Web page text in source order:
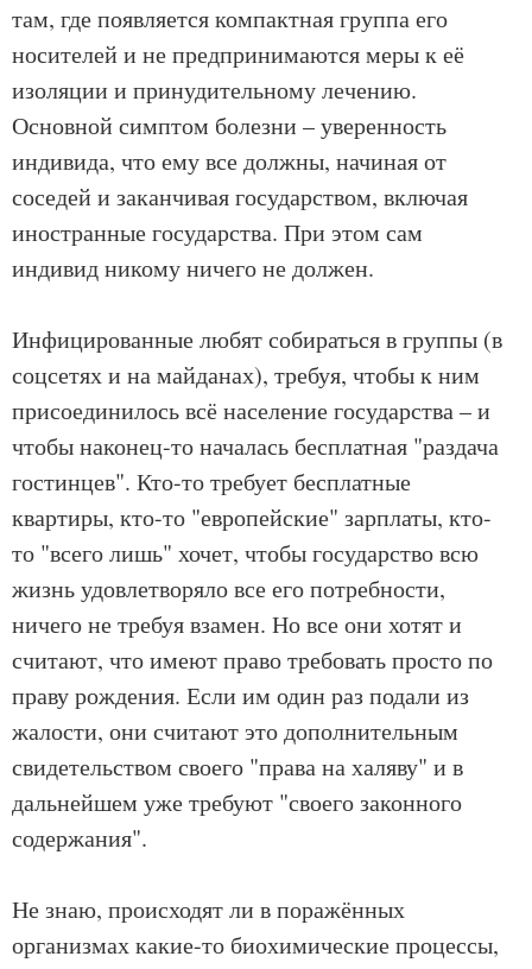
там, где появляется компактная группа его
носителей и не предпринимаются меры к её
изоляции и принудительному лечению.
Основной симптом болезни – уверенность
индивида, что ему все должны, начиная от
соседей и заканчивая государством, включая
иностранные государства. При этом сам
индивид никому ничего не должен.
Инфицированные любят собираться в группы (в
соцсетях и на майданах), требуя, чтобы к ним
присоединилось всё население государства – и
чтобы наконец-то началась бесплатная "раздача
гостинцев". Кто-то требует бесплатные
квартиры, кто-то "европейские" зарплаты, кто-
то "всего лишь" хочет, чтобы государство всю
жизнь удовлетворяло все его потребности,
ничего не требуя взамен. Но все они хотят и
считают, что имеют право требовать просто по
праву рождения. Если им один раз подали из
жалости, они считают это дополнительным
свидетельством своего "права на халяву" и в
дальнейшем уже требуют "своего законного
содержания".
Не знаю, происходят ли в поражённых
организмах какие-то биохимические процессы,